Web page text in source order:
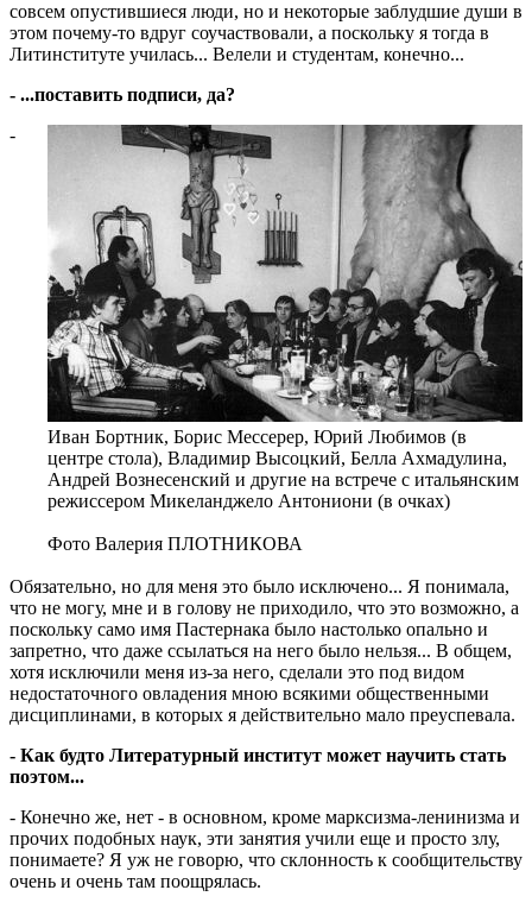
совсем опустившиеся люди, но и некоторые заблудшие души в
этом почему-то вдруг соучаствовали, а поскольку я тогда в
Литинституте училась... Велели и студентам, конечно...
- ...поставить подписи, да?
Иван Бортник, Борис Мессерер, Юрий Любимов (в
центре стола), Владимир Высоцкий, Белла Ахмадулина,
Андрей Вознесенский и другие на встрече с итальянским
режиссером Микеланджело Антониони (в очках)
Фото Валерия ПЛОТНИКОВА
-
Обязательно, но для меня это было исключено... Я понимала,
что не могу, мне и в голову не приходило, что это возможно, а
поскольку само имя Пастернака было настолько опально и
запретно, что даже ссылаться на него было нельзя... В общем,
хотя исключили меня из-за него, сделали это под видом
недостаточного овладения мною всякими общественными
дисциплинами, в которых я действительно мало преуспевала.
- Как будто Литературный институт может научить стать
поэтом...
- Конечно же, нет - в основном, кроме марксизма-ленинизма и
прочих подобных наук, эти занятия учили еще и просто злу,
понимаете? Я уж не говорю, что склонность к сообщительству
очень и очень там поощрялась.